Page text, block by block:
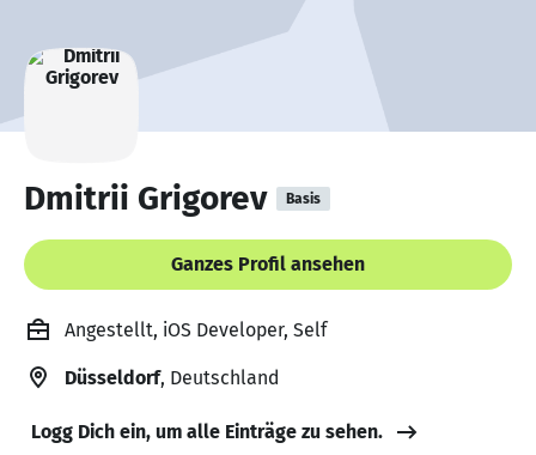
Dmitrii Grigorev Basis
Ganzes Profil ansehen
Angestellt, iOS Developer, Self
Düsseldorf, Deutschland
Logg Dich ein, um alle Einträge zu sehen.